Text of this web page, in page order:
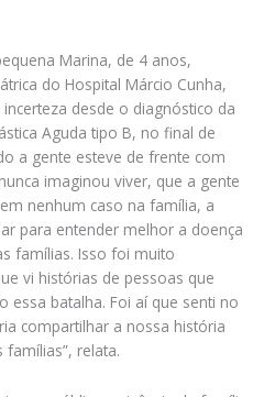
Marina, de 4 anos,
do Hospital Márcio Cunha,
desde o diagnóstico da
Aguda tipo B, no final de
a gente esteve de frente com
imaginou viver, que a gente
nenhum caso na família, a
para entender melhor a doença
famílias. Isso foi muito
vi histórias de pessoas que
essa batalha. Foi aí que senti no
compartilhar a nossa história
relata.